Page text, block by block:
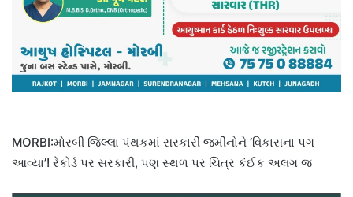
MORBI:મોરબી જિલ્લા પંથકમાં સરકારી જમીનોને ‘વિકાસના પગ
આવ્યા’! રેકોર્ડ પર સરકારી, પણ સ્થળ પર ચિત્ર કંઈક અલગ જ